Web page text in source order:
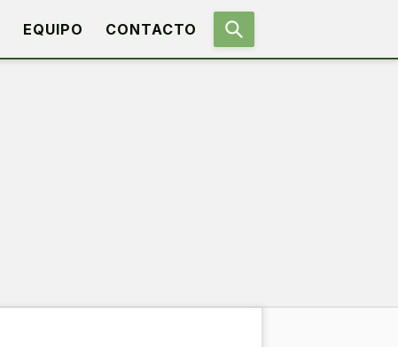
EQUIPO CONTACTO